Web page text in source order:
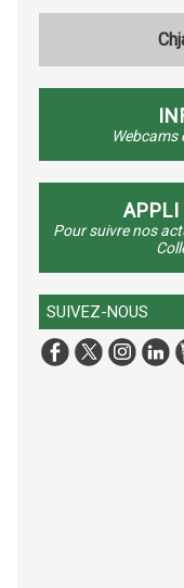
Webcams
APPLI
Pour suivre nos
SUIVEZ-NOUS